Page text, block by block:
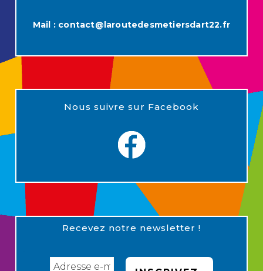
Mail : contact@laroutedesmetiersdart22.fr
Nous suivre sur Facebook
Recevez notre newsletter !